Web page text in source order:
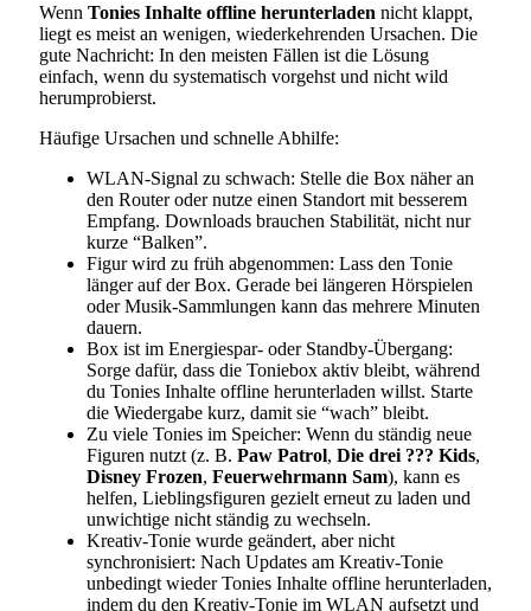
Wenn Tonies Inhalte offline herunterladen nicht klappt,
liegt es meist an wenigen, wiederkehrenden Ursachen. Die
gute Nachricht: In den meisten Fällen ist die Lösung
einfach, wenn du systematisch vorgehst und nicht wild
herumprobierst.
Häufige Ursachen und schnelle Abhilfe:
WLAN-Signal zu schwach: Stelle die Box näher an
den Router oder nutze einen Standort mit besserem
Empfang. Downloads brauchen Stabilität, nicht nur
kurze “Balken”.
Figur wird zu früh abgenommen: Lass den Tonie
länger auf der Box. Gerade bei längeren Hörspielen
oder Musik-Sammlungen kann das mehrere Minuten
dauern.
Box ist im Energiespar- oder Standby-Übergang:
Sorge dafür, dass die Toniebox aktiv bleibt, während
du Tonies Inhalte offline herunterladen willst. Starte
die Wiedergabe kurz, damit sie “wach” bleibt.
Zu viele Tonies im Speicher: Wenn du ständig neue
Figuren nutzt (z. B. Paw Patrol, Die drei ??? Kids,
Disney Frozen, Feuerwehrmann Sam), kann es
helfen, Lieblingsfiguren gezielt erneut zu laden und
unwichtige nicht ständig zu wechseln.
Kreativ-Tonie wurde geändert, aber nicht
synchronisiert: Nach Updates am Kreativ-Tonie
unbedingt wieder Tonies Inhalte offline herunterladen,
indem du den Kreativ-Tonie im WLAN aufsetzt und